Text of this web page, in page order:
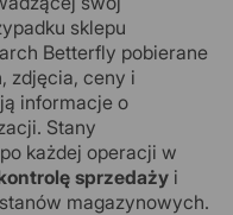
sklepu
Betterfly pobierane
zdjęcia, ceny i
informacje o
Stany
każdej operacji w
sprzedaży i
magazynowych.